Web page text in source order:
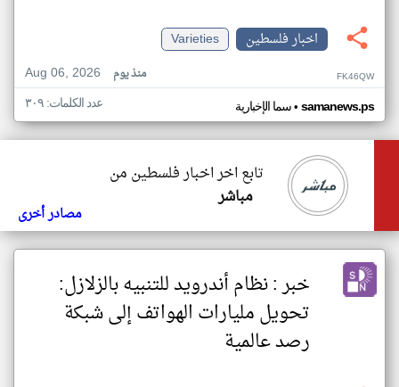
اخبار فلسطين
Varieties
Aug 06, 2026
منذ يوم FK46QW
سما الإخبارية• samanews.ps عدد الكلمات: ٣٠٩
تابع اخر اخبار فلسطين من
مباشر
مصادر أخرى
خبر : نظام أندرويد للتنبيه بالزلازل:
تحويل مليارات الهواتف إلى شبكة
رصد عالمية